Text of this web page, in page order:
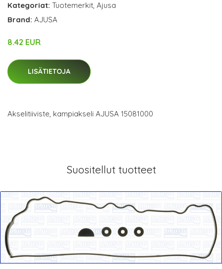
Kategoriat: Tuotemerkit, Ajusa
Brand: AJUSA
8.42 EUR
LISÄTIETOJA
Akselitiiviste, kampiakseli AJUSA 15081000
Suositellut tuotteet